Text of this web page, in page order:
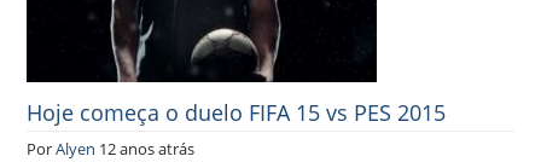
Hoje começa o duelo FIFA 15 vs PES 2015
PorAlyen 12 anos atrás